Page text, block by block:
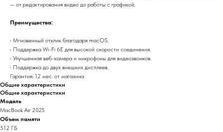
— от редактирования видео до работы с графикой.
Преимущества:
• Мгновенный отклик благодаря macOS.
• Поддержка Wi-Fi 6E для высокой скорости соединения.
• Улучшенная веб-камера и микрофоны для видеозвонков.
• Поддержка до двух внешних дисплеев.
Гарантия: 12 мес. от магазина
Общие характеристики
Общие характеристики
Модель
MacBook Air 2025
Объем памяти
512 ГБ